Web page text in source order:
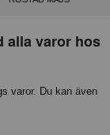
alla varor hos
varor. Du kan även